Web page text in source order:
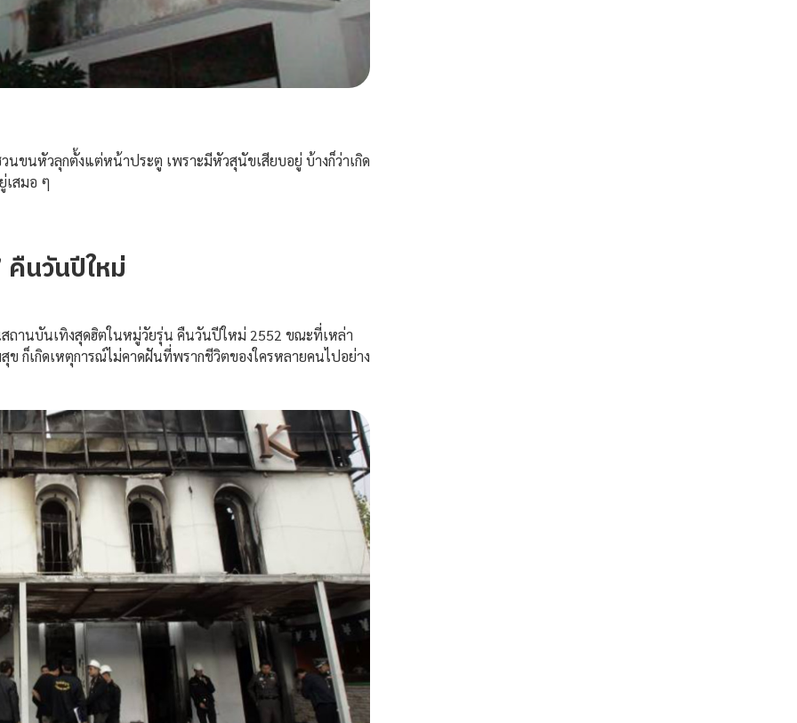
นขนหัวลุกตั้งแต่หน้าประตู เพราะมีหัวสุนัขเสียบอยู่ บ้างก็ว่าเกิด
เสมอ ๆ
นวันปีใหม่
นบันเทิงสุดฮิตในหมู่วัยรุ่น คืนวันปีใหม่ 2552 ขณะที่เหล่า
ข ก็เกิดเหตุการณ์ไม่คาดฝันที่พรากชีวิตของใครหลายคนไปอย่าง